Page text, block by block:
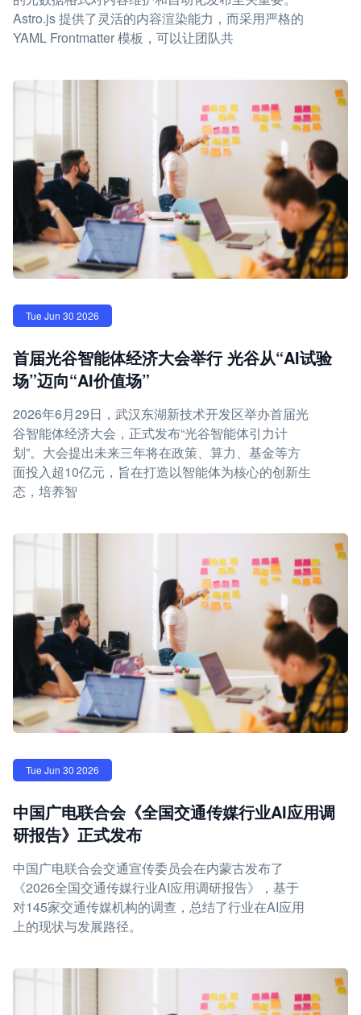
Astro.js 提供了灵活的内容渲染能力，而采用严格的
YAML Frontmatter 模板，可以让团队共
Tue Jun 30 2026
首届光谷智能体经济大会举行 光谷从“AI试验
场”迈向“AI价值场”
2026年6月29日，武汉东湖新技术开发区举办首届光
谷智能体经济大会，正式发布“光谷智能体引力计
划”。大会提出未来三年将在政策、算力、基金等方
面投入超10亿元，旨在打造以智能体为核心的创新生
态，培养智
Tue Jun 30 2026
中国广电联合会《全国交通传媒行业AI应用调
研报告》正式发布
中国广电联合会交通宣传委员会在内蒙古发布了
《2026全国交通传媒行业AI应用调研报告》，基于
对145家交通传媒机构的调查，总结了行业在AI应用
上的现状与发展路径。